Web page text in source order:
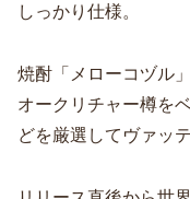
しっかり仕様。
焼酎「メローコヅル
オークリチャー樽を
どを厳選してヴァッ